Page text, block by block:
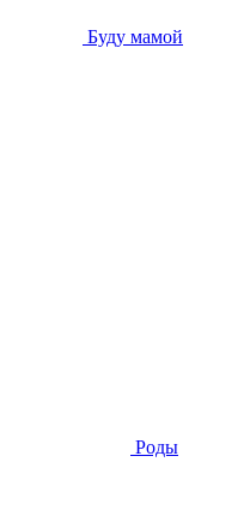
Буду мамой
Роды